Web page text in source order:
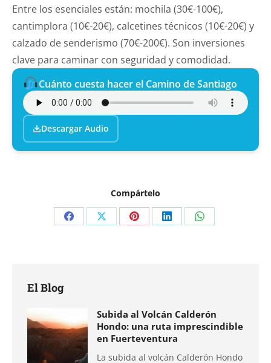
Entre los esenciales están: mochila (30€-100€),
cantimplora (10€-20€), calcetines técnicos (10€-20€) y
calzado de senderismo (70€-200€). Son inversiones
clave para caminar con seguridad y comodidad.
Cuánto cuesta hacer el Camino de Santiago
Descargar Audio
Compártelo
CompartirCompartirCompartirCompartirCompartir
El Blog
Subida al Volcán Calderón
Hondo: una ruta imprescindible
en Fuerteventura
La subida al volcán Calderón Hondo